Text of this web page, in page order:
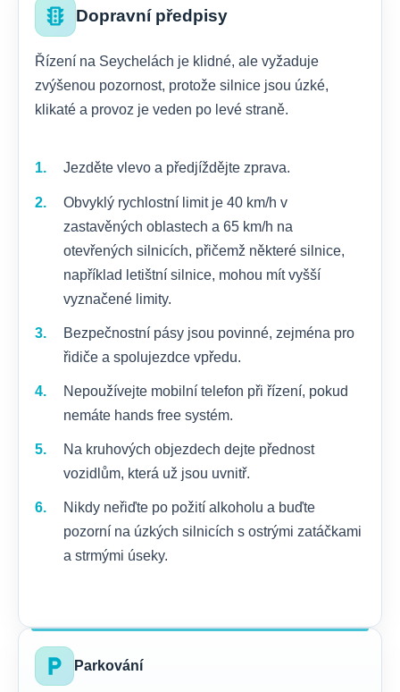
traffic Dopravní předpisy
Řízení na Seychelách je klidné, ale vyžaduje
zvýšenou pozornost, protože silnice jsou úzké,
klikaté a provoz je veden po levé straně.
Jezděte vlevo a předjíždějte zprava.
Obvyklý rychlostní limit je 40 km/h v
zastavěných oblastech a 65 km/h na
otevřených silnicích, přičemž některé silnice,
například letištní silnice, mohou mít vyšší
vyznačené limity.
Bezpečnostní pásy jsou povinné, zejména pro
řidiče a spolujezdce vpředu.
Nepoužívejte mobilní telefon při řízení, pokud
nemáte hands free systém.
Na kruhových objezdech dejte přednost
vozidlům, která už jsou uvnitř.
Nikdy neřiďte po požití alkoholu a buďte
pozorní na úzkých silnicích s ostrými zatáčkami
a strmými úseky.
local_parking Parkování